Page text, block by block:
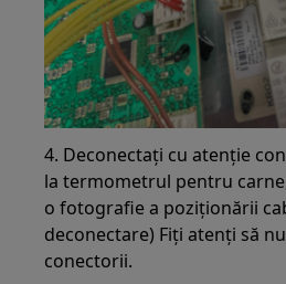
4. Deconectați cu atenție
la termometrul pentru
o fotografie a poziționării
deconectare) Fiți atenți să
conectorii.